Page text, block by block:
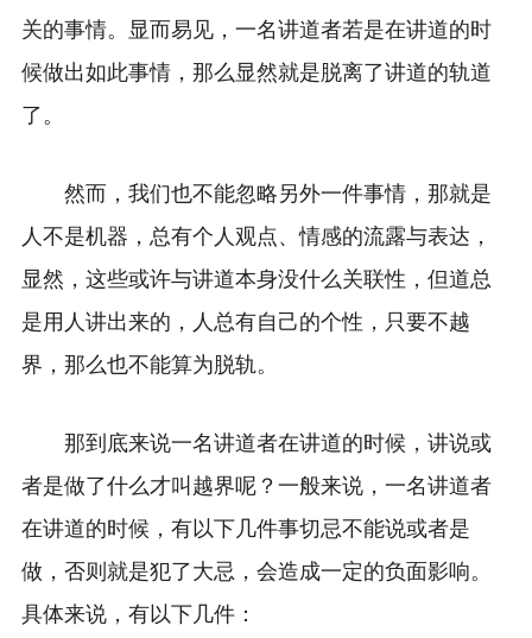
关的事情。显而易见，一名讲道者若是在讲道的时
候做出如此事情，那么显然就是脱离了讲道的轨道
了。
然而，我们也不能忽略另外一件事情，那就是
人不是机器，总有个人观点、情感的流露与表达，
显然，这些或许与讲道本身没什么关联性，但道总
是用人讲出来的，人总有自己的个性，只要不越
界，那么也不能算为脱轨。
那到底来说一名讲道者在讲道的时候，讲说或
者是做了什么才叫越界呢？一般来说，一名讲道者
在讲道的时候，有以下几件事切忌不能说或者是
做，否则就是犯了大忌，会造成一定的负面影响。
具体来说，有以下几件：